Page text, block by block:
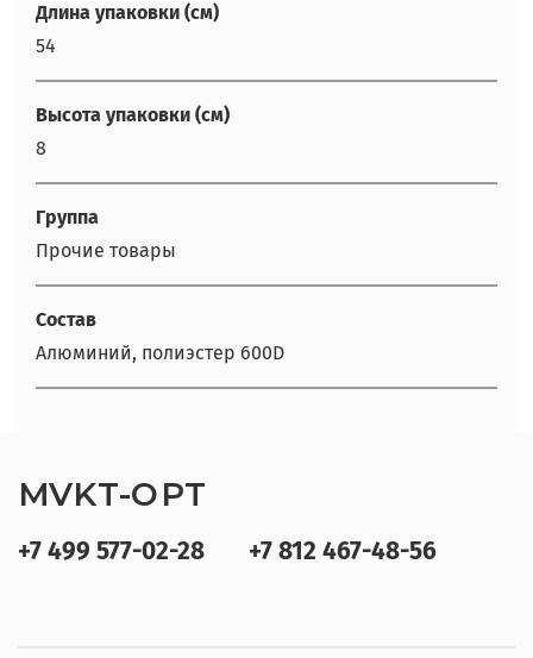
Длина упаковки (см)
54
Высота упаковки (см)
8
Группа
Прочие товары
Состав
Алюминий, полиэстер 600D
+7 499 577-02-28 +7 812 467-48-56
MVKT-OPT